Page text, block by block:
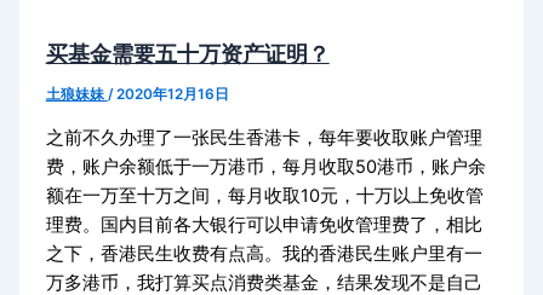
买基金需要五十万资产证明？
土狼妹妹 /2020年12月16日
之前不久办理了一张民生香港卡，每年要收取账户管理
费，账户余额低于一万港币，每月收取50港币，账户余
额在一万至十万之间，每月收取10元，十万以上免收管
理费。国内目前各大银行可以申请免收管理费了，相比
之下，香港民生收费有点高。我的香港民生账户里有一
万多港币，我打算买点消费类基金，结果发现不是自己